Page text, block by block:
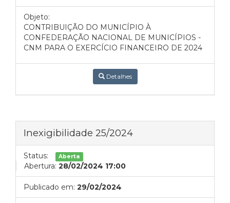
Objeto:
CONTRIBUIÇÃO DO MUNICÍPIO À
CONFEDERAÇÃO NACIONAL DE MUNICÍPIOS -
CNM PARA O EXERCÍCIO FINANCEIRO DE 2024
Detalhes
Inexigibilidade 25/2024
Status: Aberta
Abertura: 28/02/2024 17:00
Publicado em: 29/02/2024